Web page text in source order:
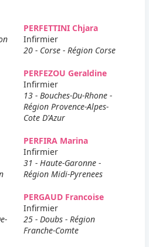
PERFETTINI Chjara
Infirmier
20 - Corse - Région Corse
PERFEZOU Geraldine
Infirmier
13 - Bouches-Du-Rhone -
Région Provence-Alpes-
Cote D'Azur
PERFIRA Marina
Infirmier
31 - Haute-Garonne -
Région Midi-Pyrenees
PERGAUD Francoise
Infirmier
25 - Doubs - Région
Franche-Comte